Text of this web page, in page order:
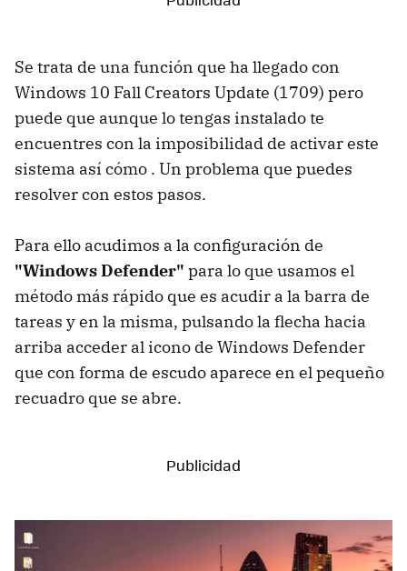
Se trata de una función que ha llegado con
Windows 10 Fall Creators Update (1709) pero
puede que aunque lo tengas instalado te
encuentres con la imposibilidad de activar este
sistema así cómo . Un problema que puedes
resolver con estos pasos.
Para ello acudimos a la configuración de
"Windows Defender" para lo que usamos el
método más rápido que es acudir a la barra de
tareas y en la misma, pulsando la flecha hacia
arriba acceder al icono de Windows Defender
que con forma de escudo aparece en el pequeño
recuadro que se abre.